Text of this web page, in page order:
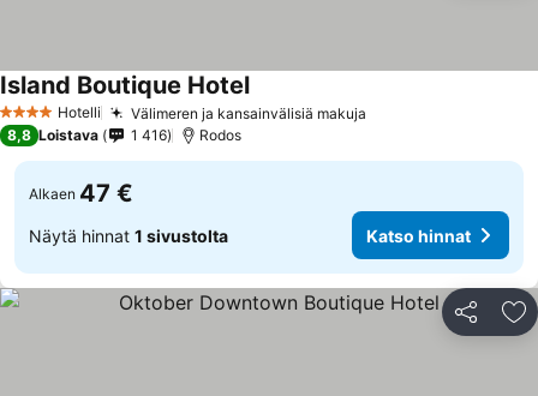
4 Tähtiluokitus
Hotelli Välimeren ja kansainvälisiä makuja
Island Boutique Hotel
8,8 Loistava 1 416 Rodos
Alkaen 47 €
Näytä hinnat 1 sivustolta Katso hinnat
Jaa